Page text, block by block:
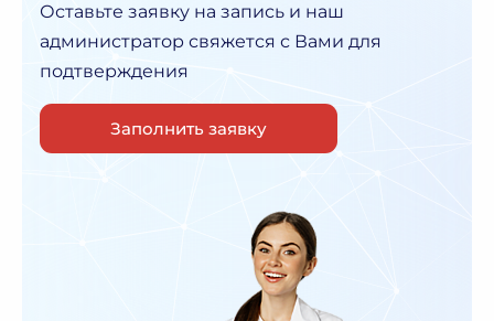
Оставьте заявку на запись и наш
администратор свяжется с Вами для
подтверждения
Заполнить заявку